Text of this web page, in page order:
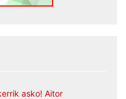
asko! Aitor